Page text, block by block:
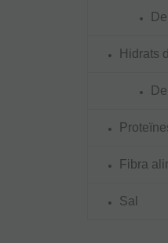
Hidrats
Fibra
Sal